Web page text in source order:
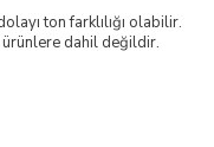
ton farklılığı olabilir.
dahil değildir.